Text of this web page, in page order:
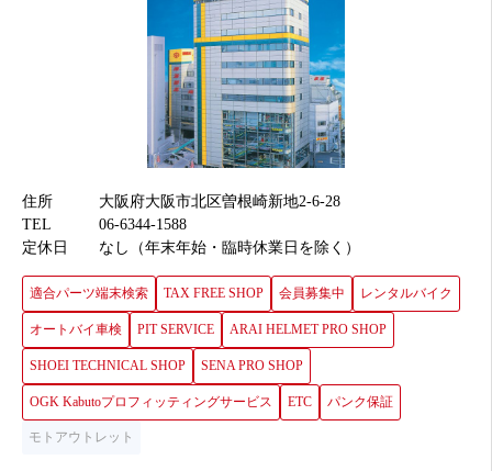
住所
大阪府大阪市北区曽根崎新地2-6-28
TEL
06-6344-1588
定休日
なし（年末年始・臨時休業日を除く）
適合パーツ端末検索 TAX FREE SHOP 会員募集中 レンタルバイク
オートバイ車検 PIT SERVICE ARAI HELMET PRO SHOP
SHOEI TECHNICAL SHOP SENA PRO SHOP
OGK Kabutoプロフィッティングサービス ETC パンク保証
モトアウトレット